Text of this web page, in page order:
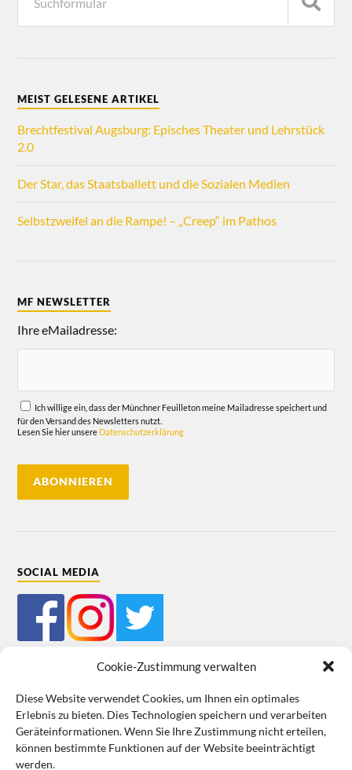
Cookie-Zustimmung verwalten
Diese Website verwendet Cookies, um Ihnen ein optimales
Erlebnis zu bieten. Dies Technologien speichern und verarbeiten
Geräteinformationen. Wenn Sie Ihre Zustimmung nicht erteilen,
können bestimmte Funktionen auf der Website beeinträchtigt
werden.
MEIST GELESENE ARTIKEL
Brechtfestival Augsburg: Episches Theater und Lehrstück
2.0
Der Star, das Staatsballett und die Sozialen Medien
Selbstzweifel an die Rampe! – „Creep“ im Pathos
MF NEWSLETTER
Ihre eMailadresse:
Ich willige ein, dass der Münchner Feuilleton meine Mailadresse speichert und
für den Versand des Newsletters nutzt.
Lesen Sie hier unsere Datenschutzerklärung
SOCIAL MEDIA
Impressum Datenschutz Cookie-Richtlinie (EU) AGB
VERTRAG WIDERRUFEN